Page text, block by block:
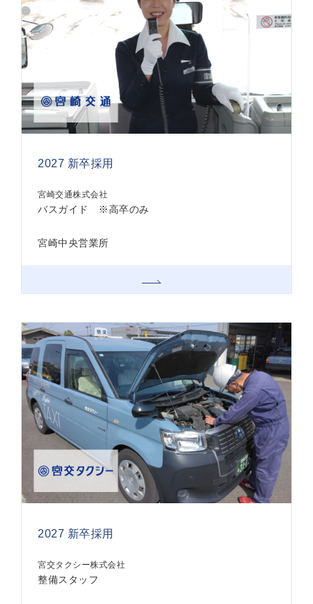
2027 新卒採用
宮崎交通株式会社
バスガイド ※高卒のみ
宮崎中央営業所
2027 新卒採用
宮交タクシー株式会社
整備スタッフ